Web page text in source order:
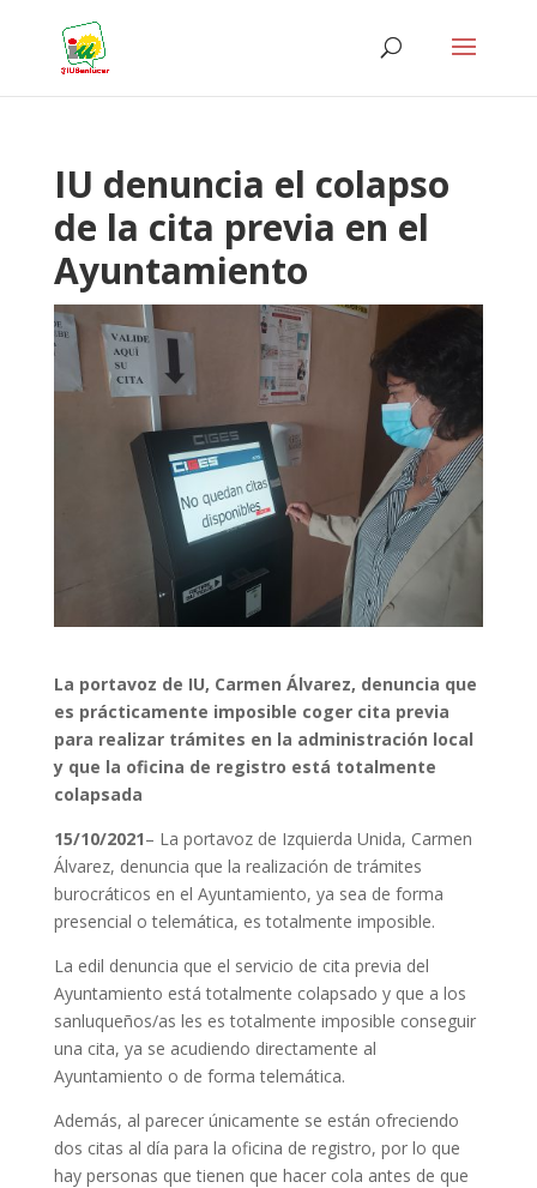
IU denuncia el colapso
de la cita previa en el
Ayuntamiento
La portavoz de IU, Carmen Álvarez, denuncia que
es prácticamente imposible coger cita previa
para realizar trámites en la administración local
y que la oficina de registro está totalmente
colapsada
15/10/2021– La portavoz de Izquierda Unida, Carmen
Álvarez, denuncia que la realización de trámites
burocráticos en el Ayuntamiento, ya sea de forma
presencial o telemática, es totalmente imposible.
La edil denuncia que el servicio de cita previa del
Ayuntamiento está totalmente colapsado y que a los
sanluqueños/as les es totalmente imposible conseguir
una cita, ya se acudiendo directamente al
Ayuntamiento o de forma telemática.
Además, al parecer únicamente se están ofreciendo
dos citas al día para la oficina de registro, por lo que
hay personas que tienen que hacer cola antes de que